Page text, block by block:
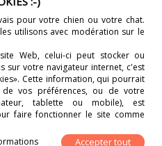
Tous droits réservés.
pour votre chien ou votre chat.
utilisons avec modération sur le
Web, celui-cipeut stocker ou
sur votre navigateur internet, c'est
Cette information, qui pourrait
vos préférences, ou de votre
tablette ou mobile), est
faire fonctionner le site comme
Accepter tout